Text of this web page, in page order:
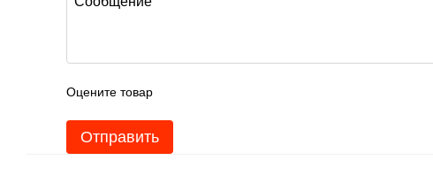
Оцените товар
Отправить